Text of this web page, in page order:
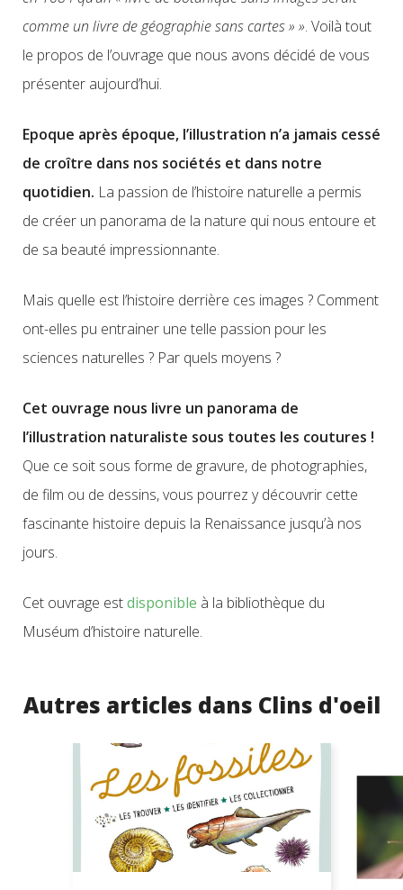
comme un livre de géographie sans cartes » ». Voilà tout
le propos de l’ouvrage que nous avons décidé de vous
présenter aujourd’hui.
Epoque après époque, l’illustration n’a jamais cessé
de croître dans nos sociétés et dans notre
quotidien. La passion de l’histoire naturelle a permis
de créer un panorama de la nature qui nous entoure et
de sa beauté impressionnante.
Mais quelle est l’histoire derrière ces images ? Comment
ont-elles pu entrainer une telle passion pour les
sciences naturelles ? Par quels moyens ?
Cet ouvrage nous livre un panorama de
l’illustration naturaliste sous toutes les coutures !
Que ce soit sous forme de gravure, de photographies,
de film ou de dessins, vous pourrez y découvrir cette
fascinante histoire depuis la Renaissance jusqu’à nos
jours.
Cet ouvrage estdisponible à la bibliothèque du
Muséum d’histoire naturelle.
Autres articles dans Clins d'oeil